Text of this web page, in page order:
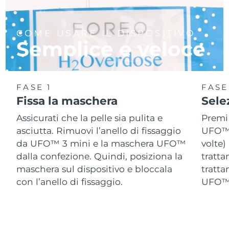
COME USARE IL DISPOSITIVO
Semplice e veloce
FASE 1
Fissa la maschera
Assicurati che la pelle sia pulita e
asciutta. Rimuovi l’anello di fissaggio
da UFO™ 3 mini e la maschera UFO™
dalla confezione. Quindi, posiziona la
maschera sul dispositivo e bloccala
con l’anello di fissaggio.
volte)